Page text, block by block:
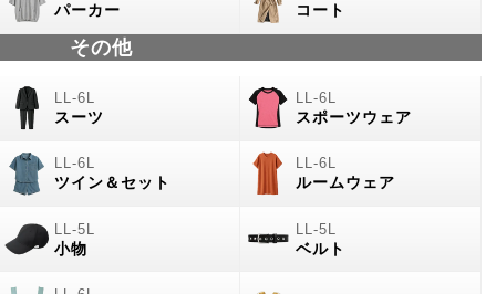
パーカー コート
その他
スーツ スポーツウェア
ツイン＆セット ルームウェア
小物 ベルト